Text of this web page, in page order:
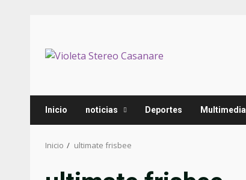
contenido
Inicio noticias Deportes Multimedia
Inicio ultimate frisbee